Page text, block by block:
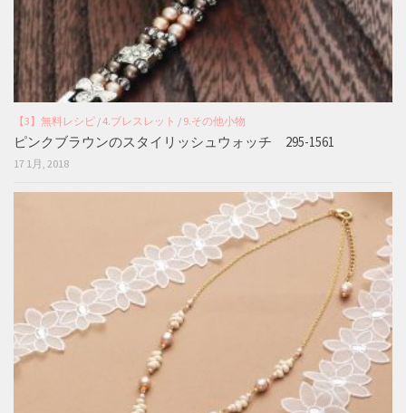
【3】無料レシピ /4.ブレスレット / 9.その他小物
ピンクブラウンのスタイリッシュウォッチ 295-1561
17 1月, 2018